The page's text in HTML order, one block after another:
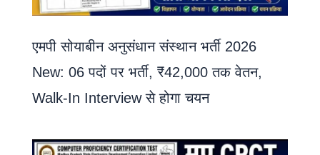
एमपी सोयाबीन अनुसंधान संस्थान भर्ती 2026
New: 06 पदों पर भर्ती, ₹42,000 तक वेतन,
Walk-In Interview से होगा चयन